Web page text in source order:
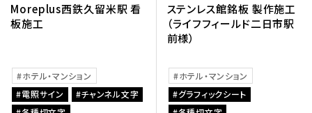
Moreplus西鉄久留米駅 看
板施工
ホテル・マンション
電照サイン
チャンネル文字
ステンレス館銘板 製作施工
（ライフフィールド二日市駅
前様）
ホテル・マンション
グラフィックシート